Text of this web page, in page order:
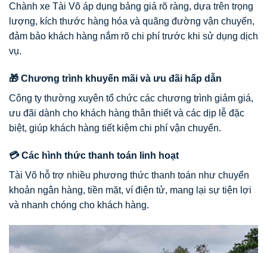
Chành xe Tài Võ áp dụng bảng giá rõ ràng, dựa trên trọng
lượng, kích thước hàng hóa và quãng đường vận chuyển,
đảm bảo khách hàng nắm rõ chi phí trước khi sử dụng dịch
vụ.
🎁 Chương trình khuyến mãi và ưu đãi hấp dẫn
Công ty thường xuyên tổ chức các chương trình giảm giá,
ưu đãi dành cho khách hàng thân thiết và các dịp lễ đặc
biệt, giúp khách hàng tiết kiệm chi phí vận chuyển.
💳 Các hình thức thanh toán linh hoạt
Tài Võ hỗ trợ nhiều phương thức thanh toán như chuyển
khoản ngân hàng, tiền mặt, ví điện tử, mang lại sự tiện lợi
và nhanh chóng cho khách hàng.